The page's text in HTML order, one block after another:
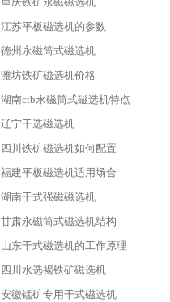
江苏平板磁选机的参数
德州永磁筒式磁选机
潍坊铁矿磁选机价格
湖南ctb永磁筒式磁选机特点
辽宁干选磁选机
四川铁矿磁选机如何配置
福建平板磁选机适用场合
湖南干式强磁磁选机
甘肃永磁筒式磁选机结构
山东干式磁选机的工作原理
四川水选褐铁矿磁选机
安徽锰矿专用干式磁选机